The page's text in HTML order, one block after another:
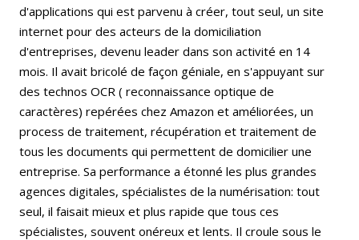
d'applications qui est parvenu à créer, tout seul, un site
internet pour des acteurs de la domiciliation
d'entreprises, devenu leader dans son activité en 14
mois. Il avait bricolé de façon géniale, en s'appuyant sur
des technos OCR ( reconnaissance optique de
caractères) repérées chez Amazon et améliorées, un
process de traitement, récupération et traitement de
tous les documents qui permettent de domicilier une
entreprise. Sa performance a étonné les plus grandes
agences digitales, spécialistes de la numérisation: tout
seul, il faisait mieux et plus rapide que tous ces
spécialistes, souvent onéreux et lents. Il croule sous le